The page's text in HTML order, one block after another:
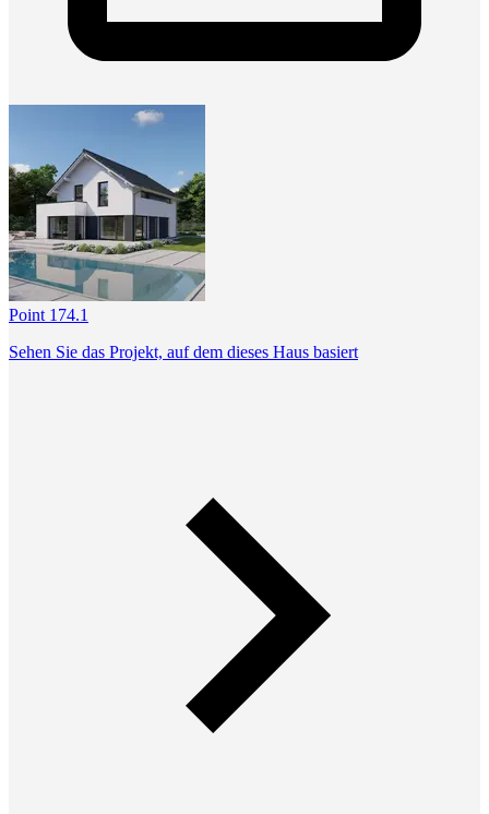
Point 174.1
Sehen Sie das Projekt, auf dem dieses Haus basiert